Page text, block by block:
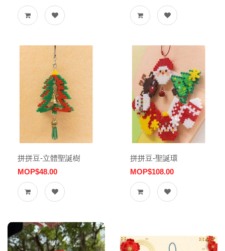
拼拼豆-立體聖誕樹
MOP$48.00
拼拼豆-聖誕環
MOP$108.00